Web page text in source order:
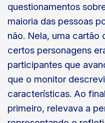
questionamentos
maioria das pessoas
não. Nela, uma
certos personagens
participantes que
que o monitor
características. Ao
primeiro, relevava a